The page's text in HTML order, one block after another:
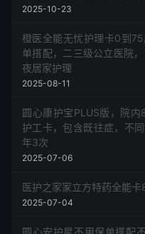
2025-10-23
橙医全能无忧护理卡0到
单搭配，二三级公立医院
夜居家护理
2025-08-11
圆心康护宝PLUS版，院
护工卡，包含既往症，不
年3次
2025-07-06
医护之家家立方特药全能
2025-07-04
圆心安护星不用保单搭配